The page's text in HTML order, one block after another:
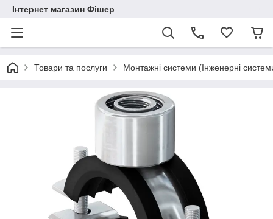
Інтернет магазин Фішер
Товари та послуги Монтажні системи (Інженерні